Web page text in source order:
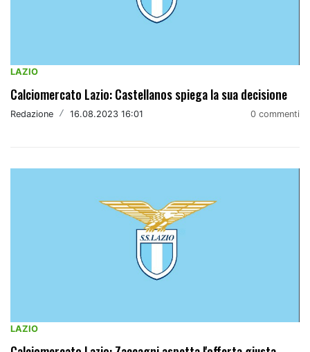
LAZIO
Calciomercato Lazio: Castellanos spiega la sua decisione
Redazione / 16.08.2023 16:01 0 commenti
LAZIO